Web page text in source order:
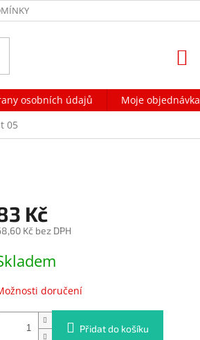
osobních údajů
Moje objednávka
05
Kč
Kč bez DPH
doručení
Přidat do košíku